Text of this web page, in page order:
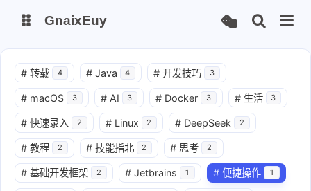
主页
站点运行监测 Nas私有云
it-tools工具集 ChatGPT-Next
爱国学习平台(暂时关闭) LobeHub 智能AI聚合站
GnaixEuy
# 转载 4 # Java 4 # 开发技巧 3
# macOS 3 # AI 3 # Docker 3 # 生活 3
# 快速录入 2 # Linux 2 # DeepSeek 2
# 教程 2 # 技能指北 2 # 思考 2
# 基础开发框架 2 # Jetbrains 1 # 便捷操作 1